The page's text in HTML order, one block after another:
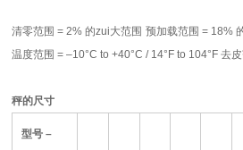
清零范围 = 2%的zui大范围 预加载范围 = 18%
温度范围 = –10°C to +40°C / 14°F to 104°F去
秤的尺寸
型号 –